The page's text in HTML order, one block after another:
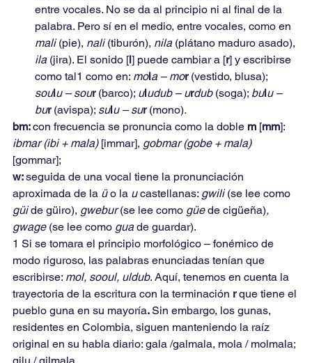
entre vocales. No se da al principio ni al final de la
palabra. Pero sí en el medio, entre vocales, como en
mali (pie), nali (tiburón), nila (plátano maduro asado),
ila (jira). El sonido [l] puede cambiar a [r] y escribirse
como tal1 como en: mola – mor (vestido, blusa);
soulu – sour (barco); uludub – urdub (soga); bulu –
bur (avispa); sulu – sur (mono).
bm: con frecuencia se pronuncia como la doble m [mm]:
ibmar (ibi + mala) [immar], gobmar (gobe + mala)
[gommar];
w: seguida de una vocal tiene la pronunciación
aproximada de la ü o la u castellanas: gwili (se lee como
güi de güiro), gwebur (se lee como güe de cigüeña),
gwage (se lee como gua de guardar).
1 Si se tomara el principio morfológico – fonémico de
modo riguroso, las palabras enunciadas tenían que
escribirse: mol, sooul, uldub. Aquí, tenemos en cuenta la
trayectoria de la escritura con la terminación r que tiene el
pueblo guna en su mayoría. Sin embargo, los gunas,
residentes en Colombia, siguen manteniendo la raíz
original en su habla diario: gala /galmala, mola / molmala;
gilu / gilmala…